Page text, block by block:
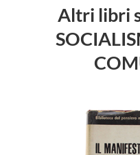
Altri libri